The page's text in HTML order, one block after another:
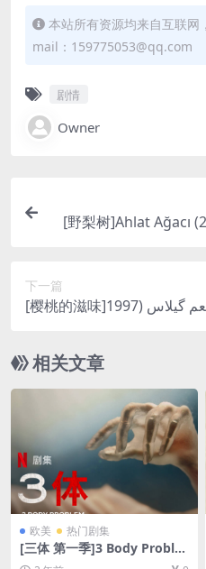
本站所有资源均来自互联网
mail：159775053@qq.com
剧情
Owner
[野梨树]Ahlat Ağacı
下一篇
[樱桃的滋味]طعم گیلاس (1997)[百度网盘+迅雷云盘
相关文章
欧美 热门剧集
[三体 第一季]3 Body Proble
m Season 1 (2024)[百度网盘